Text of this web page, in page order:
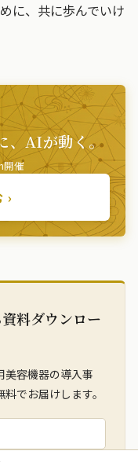
に、共に歩んでいけ
、AIが動く。
開催
›
料ダウンロー
美容機器の導入事
でお届けします。